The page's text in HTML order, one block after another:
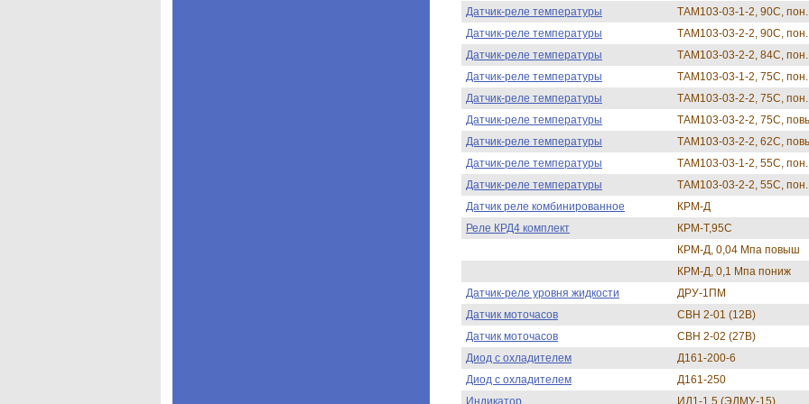
Датчик-реле температуры
ТАМ103-03-1-2, 90С, пон.
Датчик-реле температуры
ТАМ103-03-2-2, 90С, пон.
Датчик-реле температуры
ТАМ103-03-2-2, 84С, пон.
Датчик-реле температуры
ТАМ103-03-1-2, 75С, пон.
Датчик-реле температуры
ТАМ103-03-2-2, 75С, пон.
Датчик-реле температуры
ТАМ103-03-2-2, 75С,
Датчик-реле температуры
ТАМ103-03-2-2, 62С,
Датчик-реле температуры
ТАМ103-03-1-2, 55С, пон.
Датчик-реле температуры
ТАМ103-03-2-2, 55С, пон.
Датчик реле комбинированное
КРМ-Д
Реле КРД4 комплект
КРМ-Т,95С
КРМ-Д, 0,04 Мпа повыш
КРМ-Д, 0,1 Мпа пониж
Датчик-реле уровня жидкости
ДРУ-1ПМ
Датчик моточасов
СВН 2-01 (12В)
Датчик моточасов
СВН 2-02 (27В)
Диод с охладителем
Д161-200-6
Диод с охладителем
Д161-250
Индикатор
ИД1-1,5 (ЭДМУ-15)